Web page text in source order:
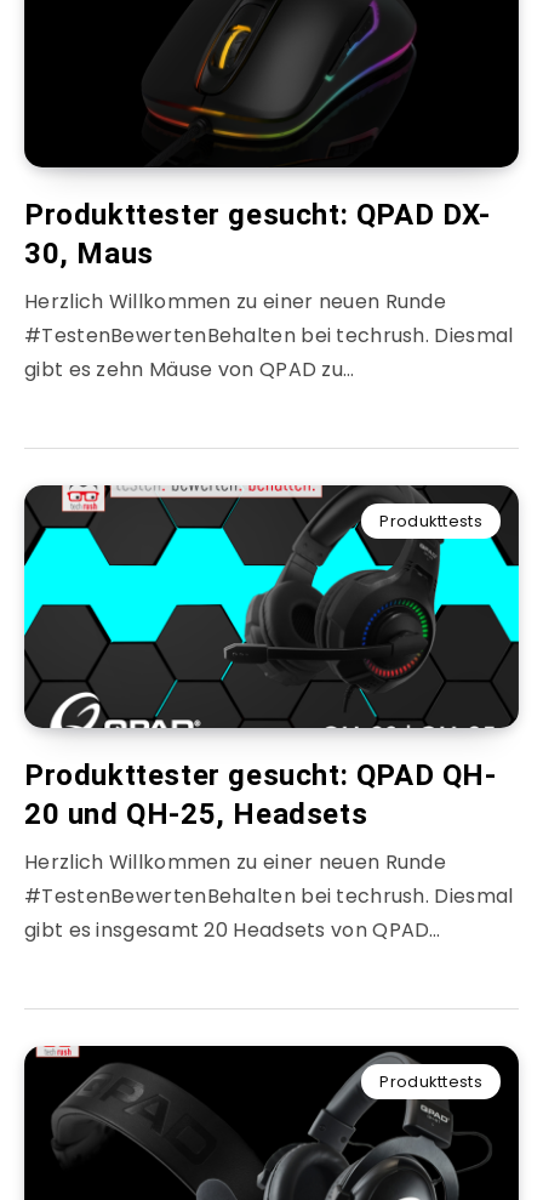
Produkttester gesucht: QPAD DX-
30, Maus
Herzlich Willkommen zu einer neuen Runde
#TestenBewertenBehalten bei techrush. Diesmal
gibt es zehn Mäuse von QPAD zu…
Produkttests
Produkttester gesucht: QPAD QH-
20 und QH-25, Headsets
Herzlich Willkommen zu einer neuen Runde
#TestenBewertenBehalten bei techrush. Diesmal
gibt es insgesamt 20 Headsets von QPAD…
Produkttests